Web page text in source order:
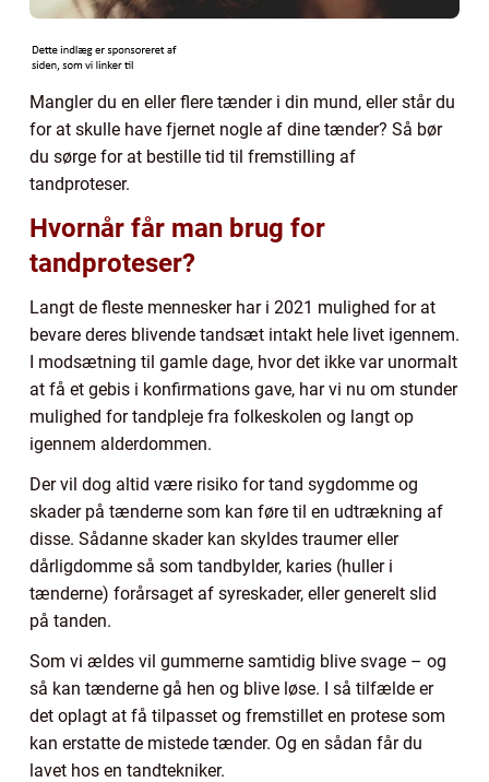
Mangler du en eller flere tænder i din mund, eller står du
for at skulle have fjernet nogle af dine tænder? Så bør
du sørge for at bestille tid til fremstilling af
tandproteser.
Hvornår får man brug for
tandproteser?
Langt de fleste mennesker har i 2021 mulighed for at
bevare deres blivende tandsæt intakt hele livet igennem.
I modsætning til gamle dage, hvor det ikke var unormalt
at få et gebis i konfirmations gave, har vi nu om stunder
mulighed for tandpleje fra folkeskolen og langt op
igennem alderdommen.
Der vil dog altid være risiko for tand sygdomme og
skader på tænderne som kan føre til en udtrækning af
disse. Sådanne skader kan skyldes traumer eller
dårligdomme så som tandbylder, karies (huller i
tænderne) forårsaget af syreskader, eller generelt slid
på tanden.
Som vi ældes vil gummerne samtidig blive svage – og
så kan tænderne gå hen og blive løse. I så tilfælde er
det oplagt at få tilpasset og fremstillet en protese som
kan erstatte de mistede tænder. Og en sådan får du
lavet hos en tandtekniker.